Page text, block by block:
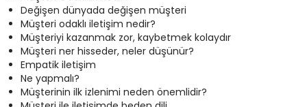
Değişen dünyada değişen müşteri
Müşteri odaklı iletişim nedir?
Müşteriyi kazanmak zor, kaybetmek kolaydır
Müşteri ner hisseder, neler düşünür?
Empatik iletişim
Ne yapmalı?
Müşterinin ilk izlenimi neden önemlidir?